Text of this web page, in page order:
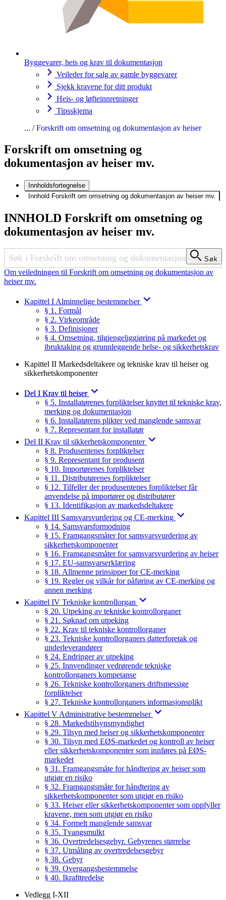
Byggevarer, heis og krav til dokumentasjon
Veileder for salg av gamle byggevarer
Sjekk kravene for ditt produkt
Heis- og løfteinnretninger
Tipsskjema
Forskrift om omsetning og dokumentasjon av heiser
Forskrift om omsetning og
dokumentasjon av heiser mv.
Innholdsfortegnelse
Innhold Forskrift om omsetning og dokumentasjon av heiser mv.
INNHOLD Forskrift om omsetning og
dokumentasjon av heiser mv.
Søk
Om veiledningen til Forskrift om omsetning og dokumentasjon av
heiser mv.
Kapittel I Alminnelige bestemmelser
§ 1. Formål
§ 2. Virkeområde
§ 3. Definisjoner
§ 4. Omsetning, tilgjengeliggjøring på markedet og
ibruktaking og grunnleggende helse- og sikkerhetskrav
Kapittel II Markedsdeltakere og tekniske krav til heiser og
sikkerhetskomponenter
Del I Krav til heiser
§ 5. Installatørenes forpliktelser knyttet til tekniske krav,
merking og dokumentasjon
§ 6. Installatørens plikter ved manglende samsvar
§ 7. Representant for installatør
Del II Krav til sikkerhetskomponenter
§ 8. Produsentenes forpliktelser
§ 9. Representant for produsent
§ 10. Importørenes forpliktelser
§ 11. Distributørenes forpliktelser
§ 12. Tilfeller der produsentenes forpliktelser får
anvendelse på importører og distributører
§ 13. Identifikasjon av markedsdeltakere
Kapittel III Samsvarsvurdering og CE-merking
§ 14. Samsvarsformodning
§ 15. Framgangsmåter for samsvarsvurdering av
sikkerhetskomponenter
§ 16. Framgangsmåter for samsvarsvurdering av heiser
§ 17. EU-samsvarserklæring
§ 18. Allmenne prinsipper for CE-merking
§ 19. Regler og vilkår for påføring av CE-merking og
annen merking
Kapittel IV Tekniske kontrollorgan
§ 20. Utpeking av tekniske kontrollorganer
§ 21. Søknad om utpeking
§ 22. Krav til tekniske kontrollorganer
§ 23. Tekniske kontrollorganers datterforetak og
underleverandører
§ 24. Endringer av utpeking
§ 25. Innvendinger vedrørende tekniske
kontrollorganers kompetanse
§ 26. Tekniske kontrollorganers driftsmessige
forpliktelser
§ 27. Tekniske kontrollorganers informasjonsplikt
Kapittel V Administrative bestemmelser
§ 28. Markedstilsynsmyndighet
§ 29. Tilsyn med heiser og sikkerhetskomponenter
§ 30. Tilsyn med EØS-markedet og kontroll av heiser
eller sikkerhetskomponenter som innføres på EØS-
markedet
§ 31. Framgangsmåte for håndtering av heiser som
utgjør en risiko
§ 32. Framgangsmåte for håndtering av
sikkerhetskomponenter som utgjør en risiko
§ 33. Heiser eller sikkerhetskomponenter som oppfyller
kravene, men som utgjør en risiko
§ 34. Formelt manglende samsvar
§ 35. Tvangsmulkt
§ 36. Overtredelsesgebyr. Gebyrenes størrelse
§ 37. Utmåling av overtredelsesgebyr
§ 38. Gebyr
§ 39. Overgangsbestemmelse
§ 40. Ikrafttredelse
Vedlegg I-XII